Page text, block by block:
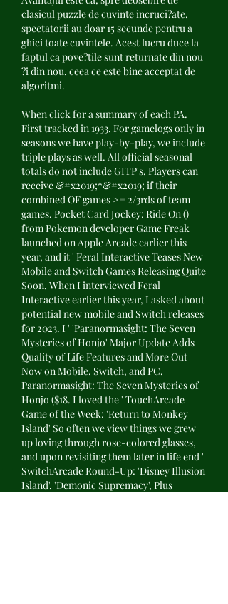
clasicul puzzle de cuvinte incruci?ate,
spectatorii au doar 15 secunde pentru a
ghici toate cuvintele. Acest lucru duce la
faptul ca pove?tile sunt returnate din nou
?i din nou, ceea ce este bine acceptat de
algoritmi.
When click for a summary of each PA.
First tracked in 1933. For gamelogs only in
seasons we have play-by-play, we include
triple plays as well. All official seasonal
totals do not include GITP's. Players can
receive &#x2019;*&#x2019; if their
combined OF games >= 2/3rds of team
games. Pocket Card Jockey: Ride On ()
from Pokemon developer Game Freak
launched on Apple Arcade earlier this
year, and it ' Feral Interactive Teases New
Mobile and Switch Games Releasing Quite
Soon. When I interviewed Feral
Interactive earlier this year, I asked about
potential new mobile and Switch releases
for 2023. I ' 'Paranormasight: The Seven
Mysteries of Honjo' Major Update Adds
Quality of Life Features and More Out
Now on Mobile, Switch, and PC.
Paranormasight: The Seven Mysteries of
Honjo ($18. I loved the ' TouchArcade
Game of the Week: 'Return to Monkey
Island' So often we view things we grew
up loving through rose-colored glasses,
and upon revisiting them later in life end '
SwitchArcade Round-Up: 'Disney Illusion
Island', 'Demonic Supremacy', Plus